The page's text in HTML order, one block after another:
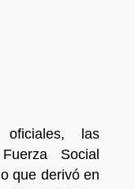
las
Social
que derivó en